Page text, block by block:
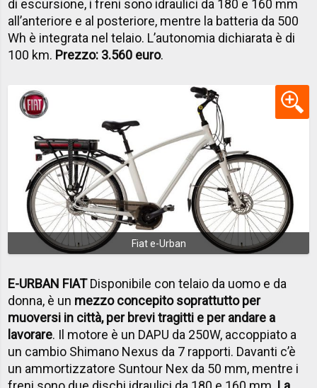
di escursione, i freni sono idraulici da 180 e 160 mm
all’anteriore e al posteriore, mentre la batteria da 500
Wh è integrata nel telaio. L’autonomia dichiarata è di
100 km. Prezzo: 3.560 euro.
Fiat e-Urban
E-URBAN FIATDisponibile con telaio da uomo e da
donna, è un mezzo concepito soprattutto per
muoversi in città, per brevi tragitti e per andare a
lavorare. Il motore è un DAPU da 250W, accoppiato a
un cambio Shimano Nexus da 7 rapporti. Davanti c’è
un ammortizzatore Suntour Nex da 50 mm, mentre i